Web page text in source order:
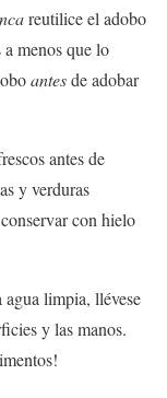
reutilice el adobo
menos que lo
antesde adobar
antes de
y verduras
con hielo
limpia, llévese
y las manos.